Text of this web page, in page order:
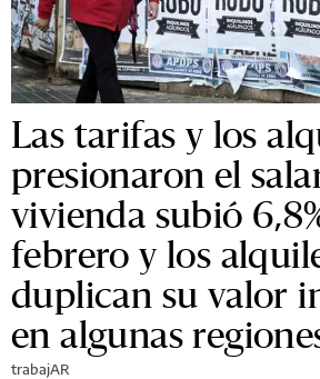
Las tarifas y los
presionaron el
vivienda subió
febrero y los
duplican su valor
en algunas
trabajAR